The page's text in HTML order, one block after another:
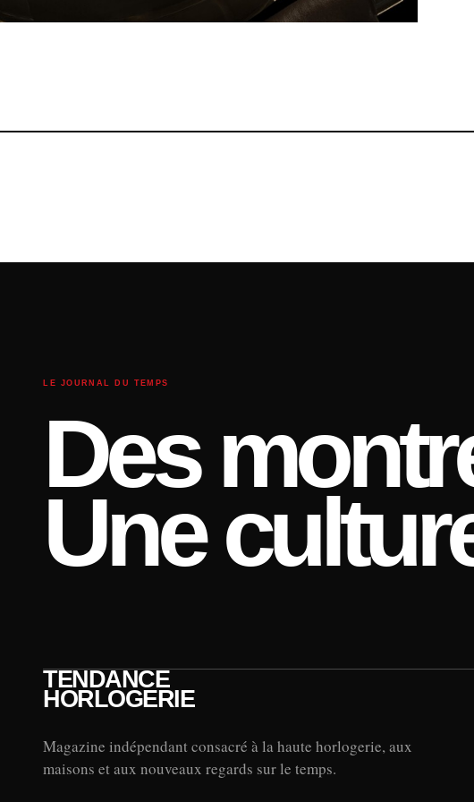
LE JOURNAL DU TEMPS
Des
Une
TENDANCE
HORLOGERIE
Magazine indépendant consacré à la haute horlogerie, aux
maisons et aux nouveaux regards sur le temps.